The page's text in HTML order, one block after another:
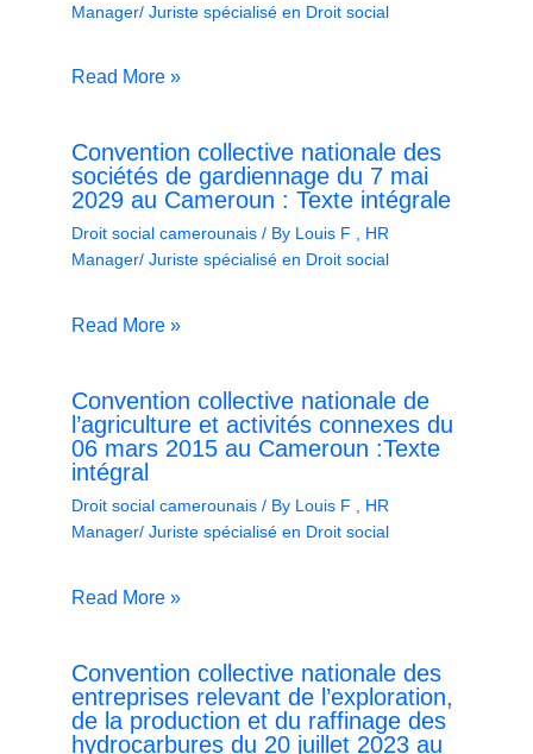
Manager/ Juriste spécialisé en Droit social
Read More »
Convention collective nationale des
sociétés de gardiennage du 7 mai
2029 au Cameroun : Texte intégrale
Droit social camerounais / By Louis F , HR
Manager/ Juriste spécialisé en Droit social
Read More »
Convention collective nationale de
l’agriculture et activités connexes du
06 mars 2015 au Cameroun :Texte
intégral
Droit social camerounais / By Louis F , HR
Manager/ Juriste spécialisé en Droit social
Read More »
Convention collective nationale des
entreprises relevant de l’exploration,
de la production et du raffinage des
hydrocarbures du 20 juillet 2023 au